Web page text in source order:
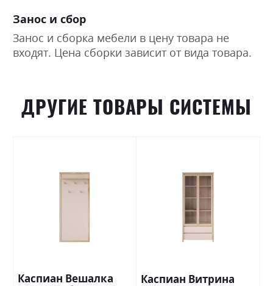
Занос и сбор
Занос и сборка мебели в цену товара не
входят. Цена сборки зависит от вида товара.
ДРУГИЕ ТОВАРЫ СИСТЕМЫ
Каспиан Вешалка
Каспиан Витрина